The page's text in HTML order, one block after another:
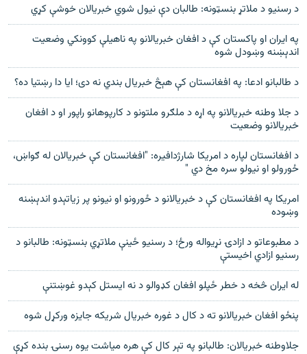
د رسنيو د ملاتړ بنسټونه: طالبان دې نيول شوي خبريالان خوشې کړي
په ایران او پاکستان کې د افغان خبریالانو په ناهيلې کوونکي وضعیت
اندېښنه وښودل شوه
د طالبانو ادعا: په افغانستان کې هېڅ خبریال بندي نه دی؛ ایا دا رښتیا ده؟
د جلا وطنه خبریالانو په اړه د ملګرو ملتونو د کارپوهانو راپور او د افغان
خبریالانو وضعیت
د افغانستان لپاره د امریکا شارژدافیره: "افغانستان کې خبریالان له ګواښ،
ځورولو او نیولو سره مخ دي "
امریکا په افغانستان کې د خبریالانو د ځورونو او نیونو پر زیاتېدو اندېښنه
وښوده
د مطبوعاتو د ازادۍ نړیواله ورځ؛ د رسنیو ځینې ملاتړي بنسټونه: طالبانو د
رسنیو ازادي اخیستې
له ایران څخه د خطر ځپلو افغان کډوالو د نه ایستل کېدو غوښتنې
پنځو افغان خبریالانو ته د کال د غوره خبریال شریکه جایزه ورکړل شوه
جلاوطنه خبریالان: طالبانو په تېر کال کې هره میاشت یوه رسنۍ بنده کړې